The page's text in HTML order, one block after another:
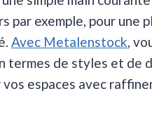
par exemple, pour une
Avec Metalenstock,
termes de styles et de
espaces avec